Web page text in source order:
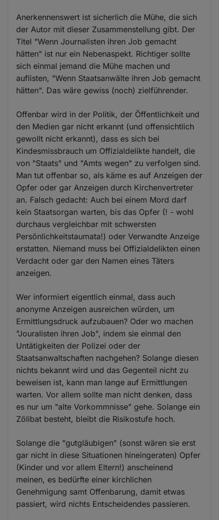
Anerkennenswert ist sicherlich die Mühe, die sich
der Autor mit dieser Zusammenstellung gibt. Der
Titel "Wenn Journalisten ihren Job gemacht
hätten" ist nur ein Nebenaspekt. Richtiger sollte
sich einmal jemand die Mühe machen und
auflisten, "Wenn Staatsanwälte ihren Job gemacht
hätten". Das wäre gewiss (noch) zielführender.
Offenbar wird in der Politik, der Öffentlichkeit und
den Medien gar nicht erkannt (und offensichtlich
gewollt nicht erkannt), dass es sich bei
Kindesmissbrauch um Offizialdelikte handelt, die
von "Staats" und "Amts wegen" zu verfolgen sind.
Man tut offenbar so, als käme es auf Anzeigen der
Opfer oder gar Anzeigen durch Kirchenvertreter
an. Falsch gedacht: Auch bei einem Mord darf
kein Staatsorgan warten, bis das Opfer (! - wohl
durchaus vergleichbar mit schwersten
Persönlichkeitstaumata!) oder Verwandte Anzeige
erstatten. Niemand muss bei Offizialdelikten einen
Verdacht oder gar den Namen eines Täters
anzeigen.
Wer informiert eigentlich einmal, dass auch
anonyme Anzeigen ausreichen würden, um
Ermittlungsdruck aufzubauen? Oder wo machen
"Jouralisten ihren Job", indem sie einmal den
Untätigkeiten der Polizei oder der
Staatsanwaltschaften nachgehen? Solange diesen
nichts bekannt wird und das Gegenteil nicht zu
beweisen ist, kann man lange auf Ermittlungen
warten. Vor allem sollte man nicht denken, dass
es nur um "alte Vorkommnisse" gehe. Solange ein
Zölibat besteht, bleibt die Risikostufe hoch.
Solange die "gutgläubigen" (sonst wären sie erst
gar nicht in diese Situationen hineingeraten) Opfer
(Kinder und vor allem Eltern!) anscheinend
meinen, es bedürfte einer kirchlichen
Genehmigung samt Offenbarung, damit etwas
passiert, wird nichts Entscheidendes passieren.